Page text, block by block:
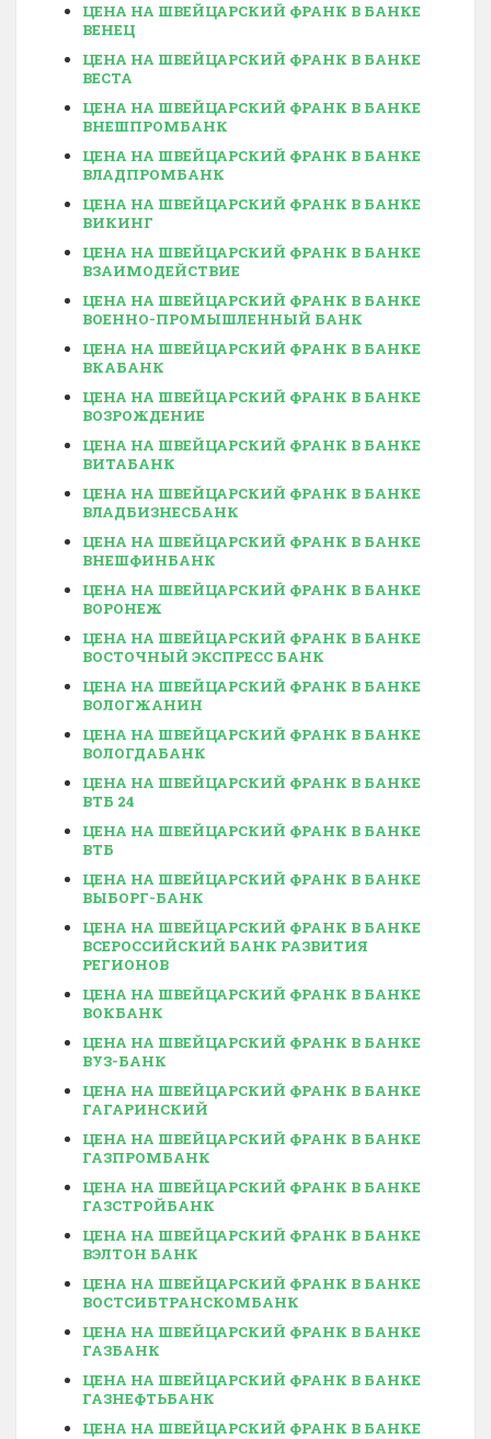
ЦЕНА НА ШВЕЙЦАРСКИЙ ФРАНК В БАНКЕ
ВЕНЕЦ
ЦЕНА НА ШВЕЙЦАРСКИЙ ФРАНК В БАНКЕ
ВЕСТА
ЦЕНА НА ШВЕЙЦАРСКИЙ ФРАНК В БАНКЕ
ВНЕШПРОМБАНК
ЦЕНА НА ШВЕЙЦАРСКИЙ ФРАНК В БАНКЕ
ВЛАДПРОМБАНК
ЦЕНА НА ШВЕЙЦАРСКИЙ ФРАНК В БАНКЕ
ВИКИНГ
ЦЕНА НА ШВЕЙЦАРСКИЙ ФРАНК В БАНКЕ
ВЗАИМОДЕЙСТВИЕ
ЦЕНА НА ШВЕЙЦАРСКИЙ ФРАНК В БАНКЕ
ВОЕННО-ПРОМЫШЛЕННЫЙ БАНК
ЦЕНА НА ШВЕЙЦАРСКИЙ ФРАНК В БАНКЕ
ВКАБАНК
ЦЕНА НА ШВЕЙЦАРСКИЙ ФРАНК В БАНКЕ
ВОЗРОЖДЕНИЕ
ЦЕНА НА ШВЕЙЦАРСКИЙ ФРАНК В БАНКЕ
ВИТАБАНК
ЦЕНА НА ШВЕЙЦАРСКИЙ ФРАНК В БАНКЕ
ВЛАДБИЗНЕСБАНК
ЦЕНА НА ШВЕЙЦАРСКИЙ ФРАНК В БАНКЕ
ВНЕШФИНБАНК
ЦЕНА НА ШВЕЙЦАРСКИЙ ФРАНК В БАНКЕ
ВОРОНЕЖ
ЦЕНА НА ШВЕЙЦАРСКИЙ ФРАНК В БАНКЕ
ВОСТОЧНЫЙ ЭКСПРЕСС БАНК
ЦЕНА НА ШВЕЙЦАРСКИЙ ФРАНК В БАНКЕ
ВОЛОГЖАНИН
ЦЕНА НА ШВЕЙЦАРСКИЙ ФРАНК В БАНКЕ
ВОЛОГДАБАНК
ЦЕНА НА ШВЕЙЦАРСКИЙ ФРАНК В БАНКЕ
ВТБ 24
ЦЕНА НА ШВЕЙЦАРСКИЙ ФРАНК В БАНКЕ
ВТБ
ЦЕНА НА ШВЕЙЦАРСКИЙ ФРАНК В БАНКЕ
ВЫБОРГ-БАНК
ЦЕНА НА ШВЕЙЦАРСКИЙ ФРАНК В БАНКЕ
ВСЕРОССИЙСКИЙ БАНК РАЗВИТИЯ
РЕГИОНОВ
ЦЕНА НА ШВЕЙЦАРСКИЙ ФРАНК В БАНКЕ
ВОКБАНК
ЦЕНА НА ШВЕЙЦАРСКИЙ ФРАНК В БАНКЕ
ВУЗ-БАНК
ЦЕНА НА ШВЕЙЦАРСКИЙ ФРАНК В БАНКЕ
ГАГАРИНСКИЙ
ЦЕНА НА ШВЕЙЦАРСКИЙ ФРАНК В БАНКЕ
ГАЗПРОМБАНК
ЦЕНА НА ШВЕЙЦАРСКИЙ ФРАНК В БАНКЕ
ГАЗСТРОЙБАНК
ЦЕНА НА ШВЕЙЦАРСКИЙ ФРАНК В БАНКЕ
ВЭЛТОН БАНК
ЦЕНА НА ШВЕЙЦАРСКИЙ ФРАНК В БАНКЕ
ВОСТСИБТРАНСКОМБАНК
ЦЕНА НА ШВЕЙЦАРСКИЙ ФРАНК В БАНКЕ
ГАЗБАНК
ЦЕНА НА ШВЕЙЦАРСКИЙ ФРАНК В БАНКЕ
ГАЗНЕФТЬБАНК
ЦЕНА НА ШВЕЙЦАРСКИЙ ФРАНК В БАНКЕ